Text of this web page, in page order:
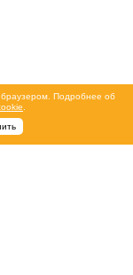
Подробнее об